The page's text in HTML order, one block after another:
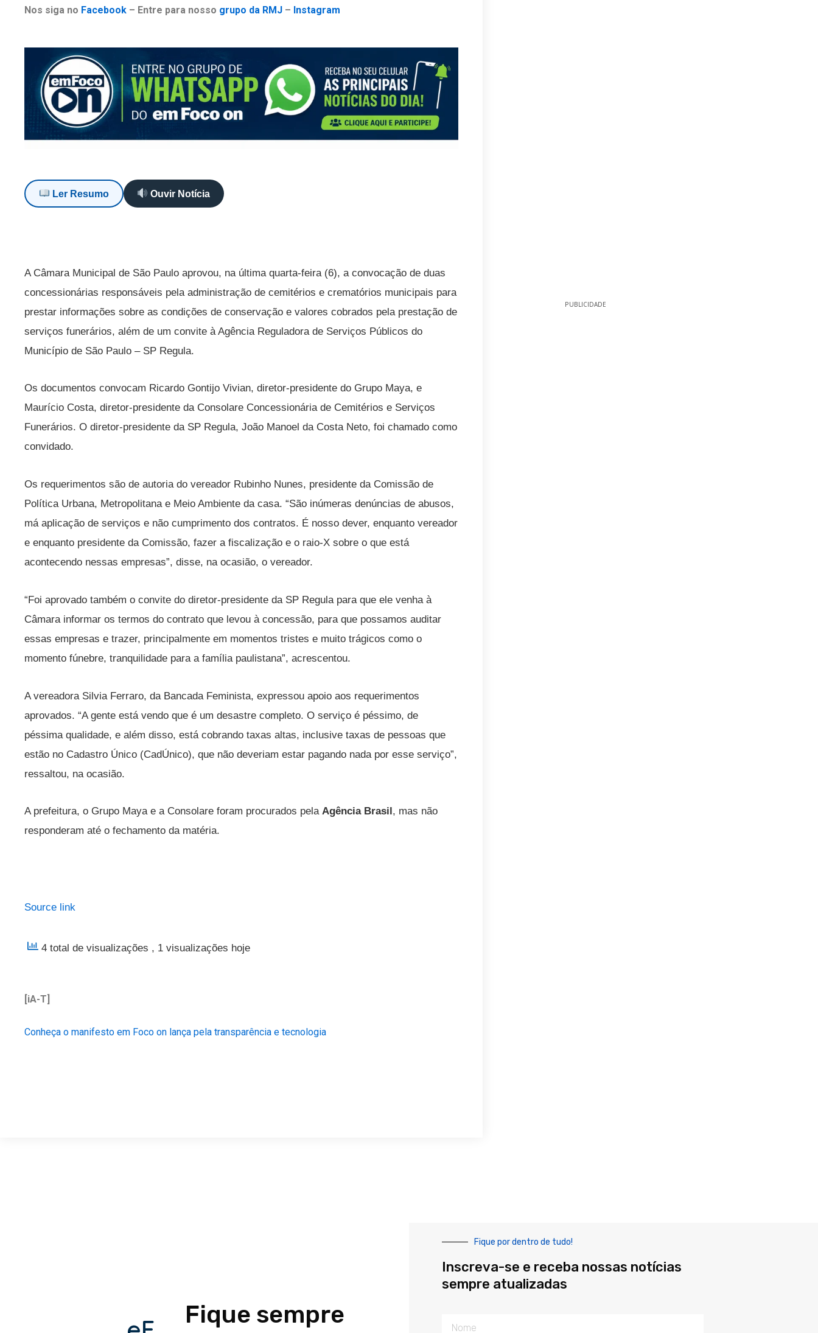
Nos siga no Facebook – Entre para nosso grupo da RMJ – Instagram
Ler Resumo Ouvir Notícia
A Câmara Municipal de São Paulo aprovou, na última quarta-feira (6), a convocação de duas
concessionárias responsáveis pela administração de cemitérios e crematórios municipais para
prestar informações sobre as condições de conservação e valores cobrados pela prestação de
serviços funerários, além de um convite à Agência Reguladora de Serviços Públicos do
Município de São Paulo – SP Regula.
Os documentos convocam Ricardo Gontijo Vivian, diretor-presidente do Grupo Maya, e
Maurício Costa, diretor-presidente da Consolare Concessionária de Cemitérios e Serviços
Funerários. O diretor-presidente da SP Regula, João Manoel da Costa Neto, foi chamado como
convidado.
Os requerimentos são de autoria do vereador Rubinho Nunes, presidente da Comissão de
Política Urbana, Metropolitana e Meio Ambiente da casa. “São inúmeras denúncias de abusos,
má aplicação de serviços e não cumprimento dos contratos. É nosso dever, enquanto vereador
e enquanto presidente da Comissão, fazer a fiscalização e o raio-X sobre o que está
acontecendo nessas empresas”, disse, na ocasião, o vereador.
“Foi aprovado também o convite do diretor-presidente da SP Regula para que ele venha à
Câmara informar os termos do contrato que levou à concessão, para que possamos auditar
essas empresas e trazer, principalmente em momentos tristes e muito trágicos como o
momento fúnebre, tranquilidade para a família paulistana”, acrescentou.
A vereadora Silvia Ferraro, da Bancada Feminista, expressou apoio aos requerimentos
aprovados. “A gente está vendo que é um desastre completo. O serviço é péssimo, de
péssima qualidade, e além disso, está cobrando taxas altas, inclusive taxas de pessoas que
estão no Cadastro Único (CadÚnico), que não deveriam estar pagando nada por esse serviço”,
ressaltou, na ocasião.
A prefeitura, o Grupo Maya e a Consolare foram procurados pela Agência Brasil , mas não
responderam até o fechamento da matéria.
Source link
4 total de visualizações , 1 visualizações hoje
[iA-T]
Conheça o manifesto em Foco on lança pela transparência e tecnologia
PUBLICIDADE
Fique sempre
Fique por dentro de tudo!
Inscreva-se e receba nossas notícias
sempre atualizadas